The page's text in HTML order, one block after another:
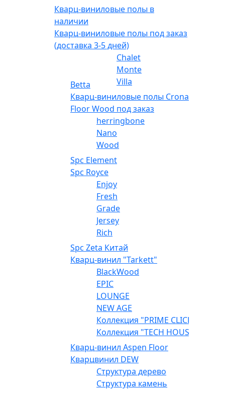
Кварц-виниловые полы в
наличии
Кварц-виниловые полы под заказ
(доставка 3-5 дней)
Betta
Chalet
Monte
Villa
Кварц-виниловые полы Crona
Floor Wood под заказ
herringbone
Nano
Wood
Spc Element
Spc Royce
Enjoy
Fresh
Grade
Jersey
Rich
Spc Zeta Китай
Кварц-винил "Tarkett"
BlackWood
EPIC
LOUNGE
NEW AGE
Коллекция "PRIME CLICK"
Коллекция "TECH HOUSE"
Кварц-винил Aspen Floor
Кварцвинил DEW
Структура дерево
Структура камень